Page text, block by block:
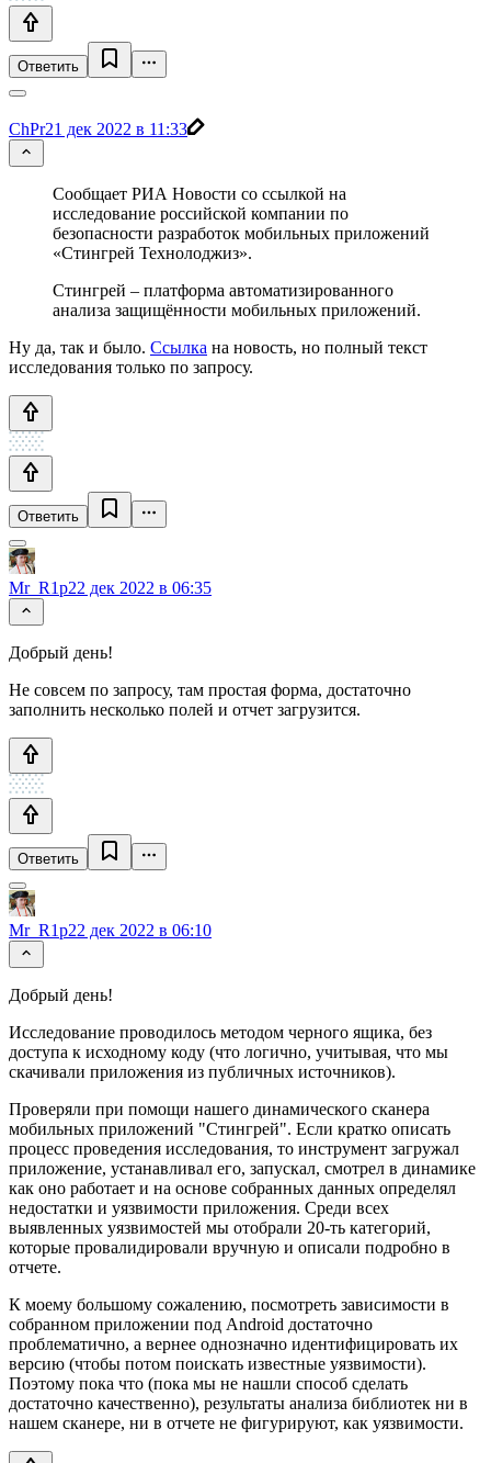
Ответить
ChPr21 дек 2022 в 11:33
Сообщает РИА Новости со ссылкой на
исследование российской компании по
безопасности разработок мобильных приложений
«Стингрей Технолоджиз».
Стингрей – платформа автоматизированного
анализа защищённости мобильных приложений.
Ну да, так и было. Ссылка на новость, но полный текст
исследования только по запросу.
Ответить
Mr_R1p22 дек 2022 в 06:35
Добрый день!
Не совсем по запросу, там простая форма, достаточно
заполнить несколько полей и отчет загрузится.
Ответить
Mr_R1p22 дек 2022 в 06:10
Добрый день!
Исследование проводилось методом черного ящика, без
доступа к исходному коду (что логично, учитывая, что мы
скачивали приложения из публичных источников).
Проверяли при помощи нашего динамического сканера
мобильных приложений "Стингрей". Если кратко описать
процесс проведения исследования, то инструмент загружал
приложение, устанавливал его, запускал, смотрел в динамике
как оно работает и на основе собранных данных определял
недостатки и уязвимости приложения. Среди всех
выявленных уязвимостей мы отобрали 20-ть категорий,
которые провалидировали вручную и описали подробно в
отчете.
К моему большому сожалению, посмотреть зависимости в
собранном приложении под Android достаточно
проблематично, а вернее однозначно идентифицировать их
версию (чтобы потом поискать известные уязвимости).
Поэтому пока что (пока мы не нашли способ сделать
достаточно качественно), результаты анализа библиотек ни в
нашем сканере, ни в отчете не фигурируют, как уязвимости.